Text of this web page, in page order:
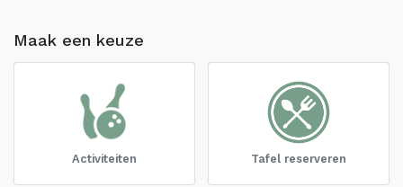
Maak een keuze
Activiteiten Tafel reserveren